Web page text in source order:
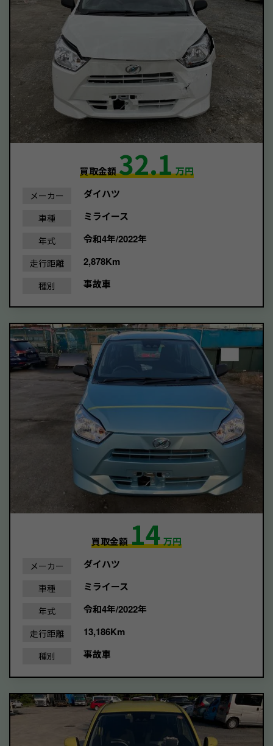
買取金額32.1万円
メーカー ダイハツ
車種 ミライース
年式 令和4年/2022年
走行距離 2,878Km
種別 事故車
買取金額14万円
メーカー ダイハツ
車種 ミライース
年式 令和4年/2022年
走行距離 13,186Km
種別 事故車